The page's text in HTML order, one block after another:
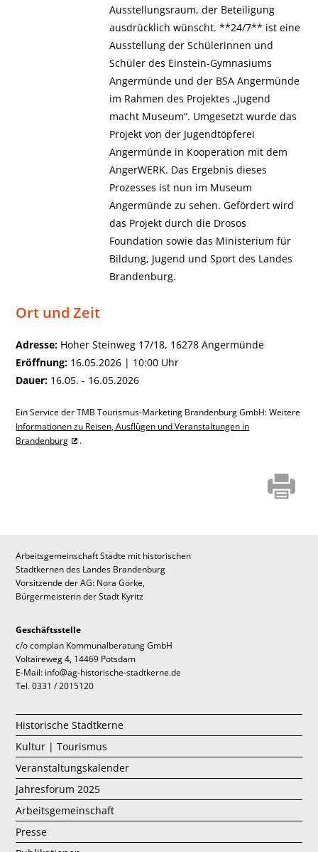
Ausstellungsraum, der Beteiligung
ausdrücklich wünscht. **24/7** ist eine
Ausstellung der Schülerinnen und
Schüler des Einstein-Gymnasiums
Angermünde und der BSA Angermünde
im Rahmen des Projektes „Jugend
macht Museum“. Umgesetzt wurde das
Projekt von der Jugendtöpferei
Angermünde in Kooperation mit dem
AngerWERK. Das Ergebnis dieses
Prozesses ist nun im Museum
Angermünde zu sehen. Gefördert wird
das Projekt durch die Drosos
Foundation sowie das Ministerium für
Bildung, Jugend und Sport des Landes
Brandenburg.
Ort und Zeit
Adresse: Hoher Steinweg 17/18, 16278 Angermünde
Eröffnung: 16.05.2026 | 10:00 Uhr
Dauer: 16.05. - 16.05.2026
Ein Service der TMB Tourismus-Marketing Brandenburg GmbH: Weitere
Informationen zu Reisen, Ausflügen und Veranstaltungen in
Brandenburg
.
Arbeitsgemeinschaft Städte mit historischen
Stadtkernen des Landes Brandenburg
Vorsitzende der AG: Nora Görke,
Bürgermeisterin der Stadt Kyritz
Geschäftsstelle
c/o complan Kommunalberatung GmbH
Voltaireweg 4, 14469 Potsdam
E-Mail: info@ag-historische-stadtkerne.de
Tel. 0331 / 2015120
Historische Stadtkerne
Kultur | Tourismus
Veranstaltungskalender
Jahresforum 2025
Arbeitsgemeinschaft
Presse